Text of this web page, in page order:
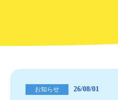
お知らせ 26/08/01